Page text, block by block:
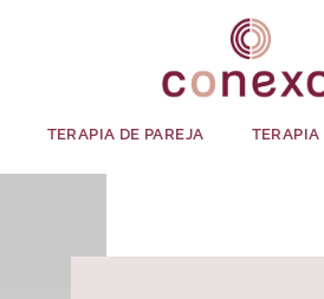
TERAPIA DE PAREJA